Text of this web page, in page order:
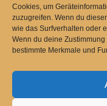
Cookies, um
zuzugreifen. Wenn du
wie das Surfverhalten oder
Wenn du deine
bestimmte Merkmale und